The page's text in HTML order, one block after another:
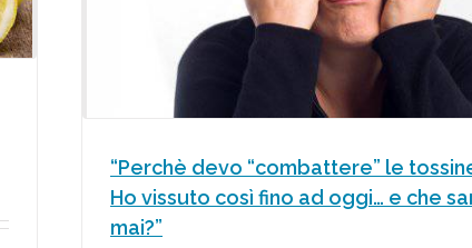
“Perchè devo “combattere” le
Ho vissuto così fino ad oggi… e che
mai?”